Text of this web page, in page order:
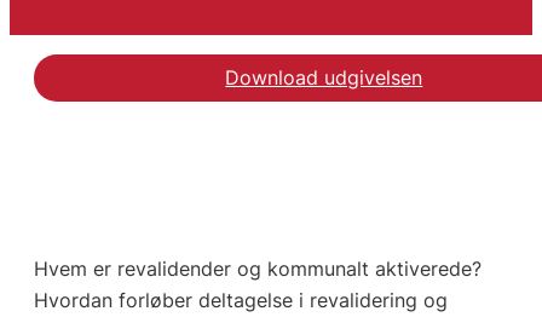
Download udgivelsen
Hvem er revalidender og kommunalt aktiverede?
Hvordan forløber deltagelse i revalidering og